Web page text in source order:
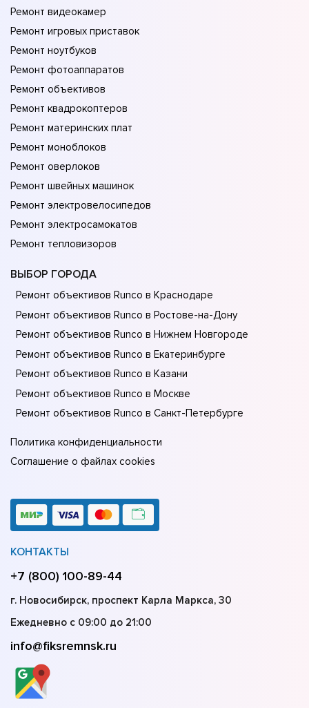
Ремонт видеокамер
Ремонт игровых приставок
Ремонт ноутбуков
Ремонт фотоаппаратов
Ремонт объективов
Ремонт квадрокоптеров
Ремонт материнских плат
Ремонт моноблоков
Ремонт оверлоков
Ремонт швейных машинок
Ремонт электровелосипедов
Ремонт электросамокатов
Ремонт тепловизоров
ВЫБОР ГОРОДА
Ремонт объективов Runco в Краснодаре
Ремонт объективов Runco в Ростове-на-Донy
Ремонт объективов Runco в Нижнем Новгороде
Ремонт объективов Runco в Екатеринбурге
Ремонт объективов Runco в Казани
Ремонт объективов Runco в Москве
Ремонт объективов Runco в Санкт-Петербурге
Политика конфиденциальности
Соглашение о файлах cookies
КОНТАКТЫ
+7 (800) 100-89-44
г. Новосибирск, проспект Карла Маркса, 30
Ежедневно с 09:00 до 21:00
info@fiksremnsk.ru